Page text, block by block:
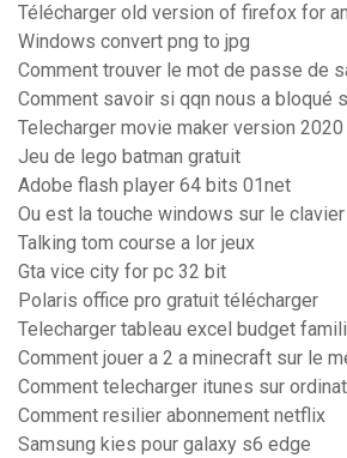
Télécharger old version of firefox for
Windows convert png to jpg
Comment trouver le mot de passe de
Comment savoir si qqn nous a bloqué
Telecharger movie maker version 2020
Jeu de lego batman gratuit
Adobe flash player 64 bits 01net
Ou est la touche windows sur le clavier
Talking tom course a lor jeux
Gta vice city for pc 32 bit
Polaris office pro gratuit télécharger
Telecharger tableau excel budget
Comment jouer a 2 a minecraft sur le
Comment telecharger itunes sur
Comment resilier abonnement netflix
Samsung kies pour galaxy s6 edge